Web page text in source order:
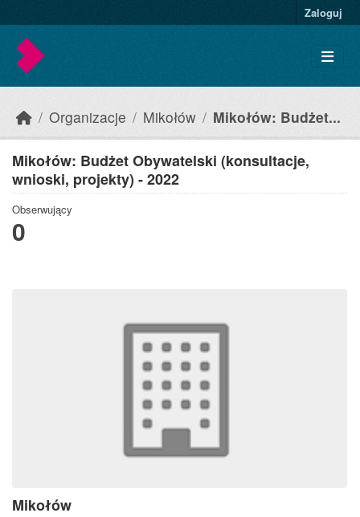
Zaloguj
Organizacje Mikołów Mikołów: Budżet...
Mikołów: Budżet Obywatelski (konsultacje,
wnioski, projekty) - 2022
Obserwujący
0
Mikołów